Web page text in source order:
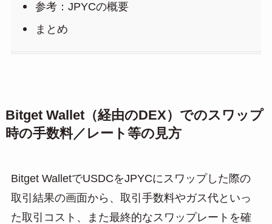
参考：JPYCの概要
まとめ
Bitget Wallet（経由のDEX）でのスワップ
時の手数料／レート等の見方
Bitget WalletでUSDCをJPYCにスワップした際の
取引結果の画面から、取引手数料やガス代といっ
た取引コスト、また最終的なスワップレートを確